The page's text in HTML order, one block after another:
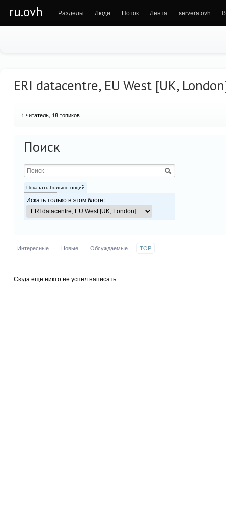
ru.ovh Разделы Люди Поток Лента servera.ovh
ERI datacentre, EU West [UK,
1 читатель, 18 топиков
Поиск
Показать больше опций
Искать только в этом блоге:
Интересные Новые Обсуждаемые TOP
Сюда еще никто не успел написать